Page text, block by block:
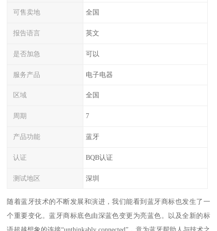
可售卖地 全国
报告语言 英文
是否加急 可以
服务产品 电子电器
区域 全国
周期 7
产品功能 蓝牙
认证 BQB认证
测试地区 深圳
随着蓝牙技术的不断发展和演进，我们能看到蓝牙商标也发生了一
个重要变化。蓝牙商标底色由深蓝色变更为亮蓝色。以及全新的标